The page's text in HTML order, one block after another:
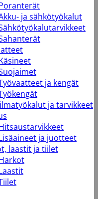
ja sähkötyökalut
ja kengät
ja tarvikkeet
ja juotteet
laastit ja tiilet